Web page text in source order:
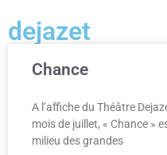
dejazet
Chance
A l’affiche du Théâtre
mois de juillet, « Chance »
milieu des grandes